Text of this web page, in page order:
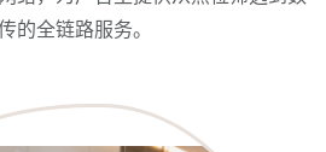
的全链路服务。